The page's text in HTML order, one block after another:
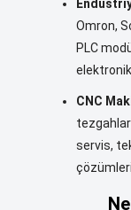
Omron,
PLC
CNC
servis,
çözümleri.